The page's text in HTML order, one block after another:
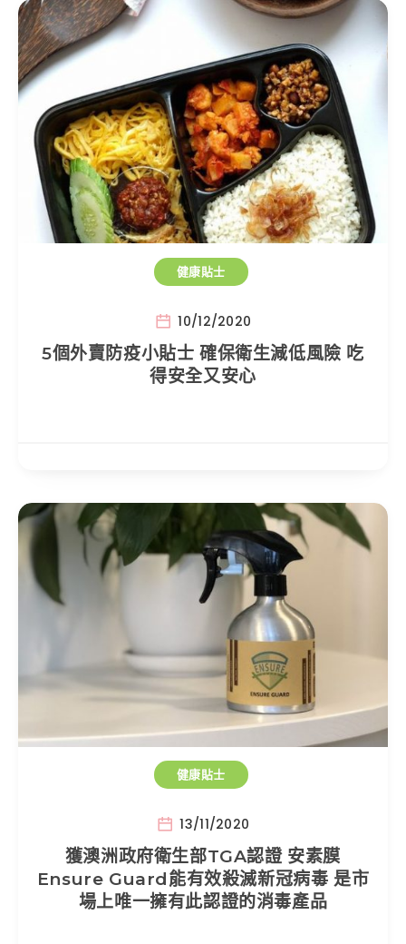
健康貼士
10/12/2020
5個外賣防疫小貼士 確保衛生減低風險 吃
得安全又安心
健康貼士
13/11/2020
獲澳洲政府衛生部TGA認證 安素膜
Ensure Guard能有效殺滅新冠病毒 是市
場上唯一擁有此認證的消毒產品